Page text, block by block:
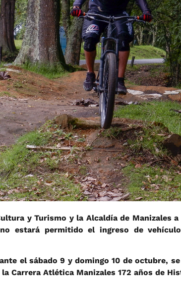
y Turismo y la Alcaldía de Manizales
estará permitido el ingreso de
el sábado 9 y domingo 10 de octubre,
Carrera Atlética Manizales 172 años de